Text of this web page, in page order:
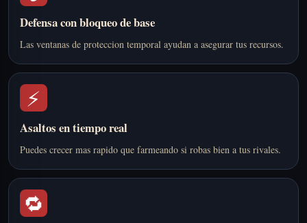
Defensa con bloqueo de base
Las ventanas de proteccion temporal ayudan a asegurar tus recursos.
⚡
Asaltos en tiempo real
Puedes crecer mas rapido que farmeando si robas bien a tus rivales.
🔁